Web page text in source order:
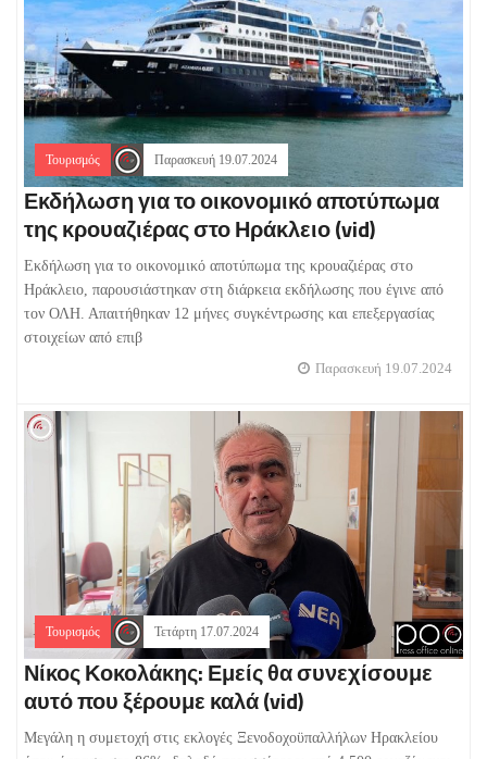
Τουρισμός Παρασκευή 19.07.2024
Εκδήλωση για το οικονομικό αποτύπωμα
της κρουαζιέρας στο Ηράκλειο (vid)
Εκδήλωση για το οικονομικό αποτύπωμα της κρουαζιέρας στο
Ηράκλειο, παρουσιάστηκαν στη διάρκεια εκδήλωσης που έγινε από
τον ΟΛΗ. Απαιτήθηκαν 12 μήνες συγκέντρωσης και επεξεργασίας
στοιχείων από επιβ
Παρασκευή 19.07.2024
Τουρισμός Τετάρτη 17.07.2024
Νίκος Κοκολάκης: Εμείς θα συνεχίσουμε
αυτό που ξέρουμε καλά (vid)
Μεγάλη η συμετοχή στις εκλογές Ξενοδοχοϋπαλλήλων Ηρακλείου